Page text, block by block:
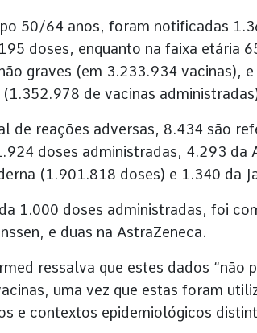
50/64 anos, foram notificadas
doses, enquanto na faixa etária
graves (em 3.233.934 vacinas),
(1.352.978 de vacinas
de reações adversas, 8.434 são
doses administradas, 4.293 da
(1.901.818 doses) e 1.340 da
1.000 doses administradas, foi
e duas na AstraZeneca.
ressalva que estes dados “não
uma vez que estas foram
e contextos epidemiológicos